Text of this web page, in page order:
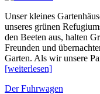
Unser kleines
unseres grünen
den Beeten aus, halten
Freunden und
Garten. Als wir unsere
[weiterlesen]
Der Fuhrwagen